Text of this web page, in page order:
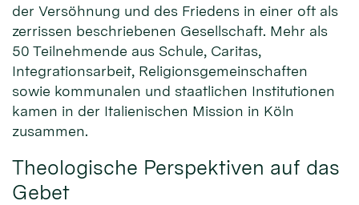
der Versöhnung und des Friedens in einer oft als
zerrissen beschriebenen Gesellschaft. Mehr als
50 Teilnehmende aus Schule, Caritas,
Integrationsarbeit, Religionsgemeinschaften
sowie kommunalen und staatlichen Institutionen
kamen in der Italienischen Mission in Köln
zusammen.
Theologische Perspektiven auf das
Gebet